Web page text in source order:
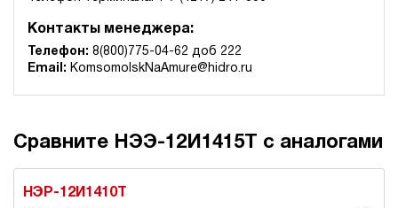
Контакты менеджера:
Телефон: 8(800)775-04-62 доб 222
Email: KomsomolskNaAmure@hidro.ru
Сравните НЭЭ-12И1415Т с аналогами
НЭР-12И1410Т